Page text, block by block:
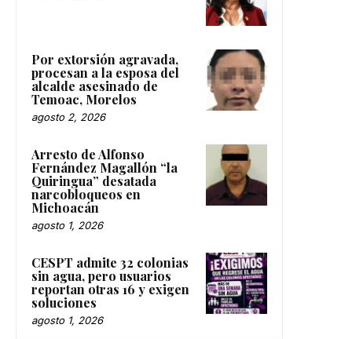
Por extorsión agravada,
procesan a la esposa del
alcalde asesinado de
Temoac, Morelos
agosto 2, 2026
Arresto de Alfonso
Fernández Magallón “la
Quiringua” desatada
narcobloqueos en
Michoacán
agosto 1, 2026
CESPT admite 32 colonias
sin agua, pero usuarios
reportan otras 16 y exigen
soluciones
agosto 1, 2026